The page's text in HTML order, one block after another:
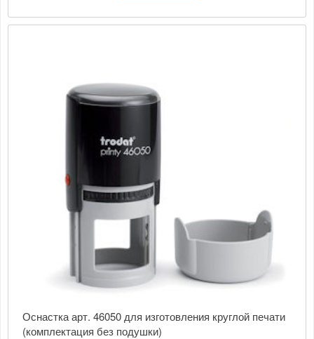
Оснастка арт. 46050 для изготовления круглой печати
(комплектация без подушки)